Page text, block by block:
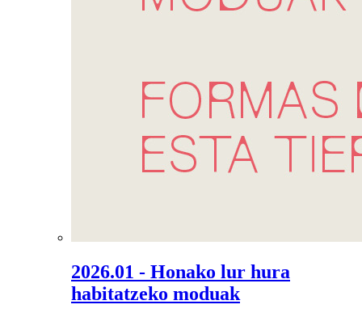
2026.01 - Honako lur hura
habitatzeko moduak